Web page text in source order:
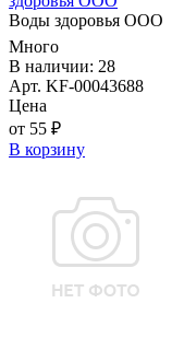
Воды здоровья ООО
Много
В наличии: 28
Арт. KF-00043688
Цена
от 55 ₽
В корзину